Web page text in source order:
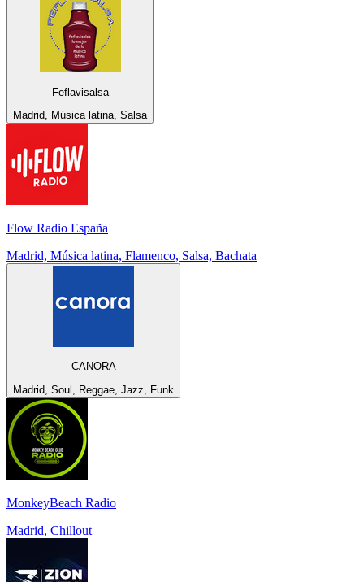
Feflavisalsa
Madrid, Música latina, Salsa
Flow Radio España
Madrid, Música latina, Flamenco, Salsa, Bachata
CANORA
Madrid, Soul, Reggae, Jazz, Funk
MonkeyBeach Radio
Madrid, Chillout